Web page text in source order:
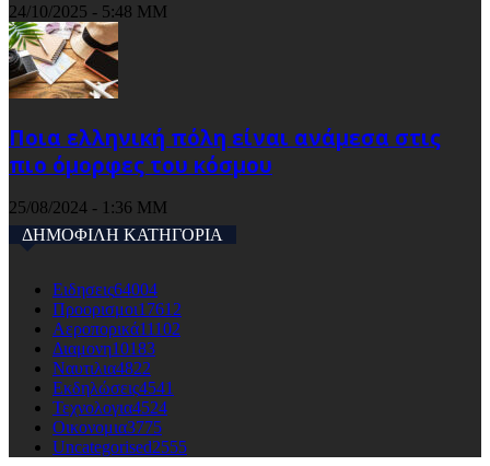
24/10/2025 - 5:48 ΜΜ
Ποια ελληνική πόλη είναι ανάμεσα στις
πιο όμορφες του κόσμου
25/08/2024 - 1:36 ΜΜ
ΔΗΜΟΦΙΛΗ ΚΑΤΗΓΟΡΙΑ
Ειδησεις64004
Προορισμοι17612
Αεροπορικά11102
Διαμονη10183
Ναυτιλια4822
Εκδηλώσεις4541
Τεχνολογια4524
Οικονομια3775
Uncategorised2555